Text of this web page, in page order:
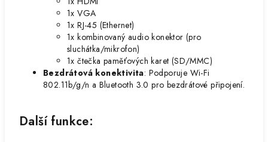
1x VGA
1x RJ-45 (Ethernet)
1x kombinovaný audio konektor (pro
sluchátka/mikrofon)
1x čtečka paměťových karet (SD/MMC)
Bezdrátová konektivita: Podporuje Wi-Fi
802.11b/g/n a Bluetooth 3.0 pro bezdrátové připojení.
Další funkce: